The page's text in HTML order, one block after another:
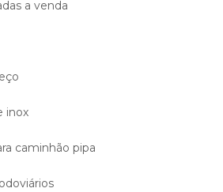
a venda
inox
caminhão pipa